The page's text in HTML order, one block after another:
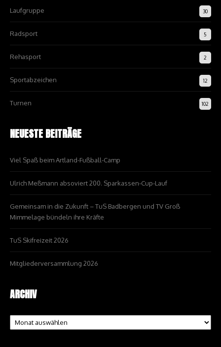
Laufgruppe 30
Radsport 5
Rehasport 2
Sportabzeichen 12
Turnen 102
NEUESTE BEITRÄGE
Viel Spaß beim Artland-Fußball-Camp
Ulrich Meßmann absoviert 200. Sparkassen-Cup-Lauf
Gemeinsam in die Zukunft – TuS Badbergen und TV Groß
Mimmelage bündeln ihre Kräfte
TuS Skifreizeit 2026
Mitgliederversammlung 2026
ARCHIV
Archiv